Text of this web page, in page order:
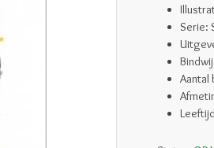
Serie:
Aantal